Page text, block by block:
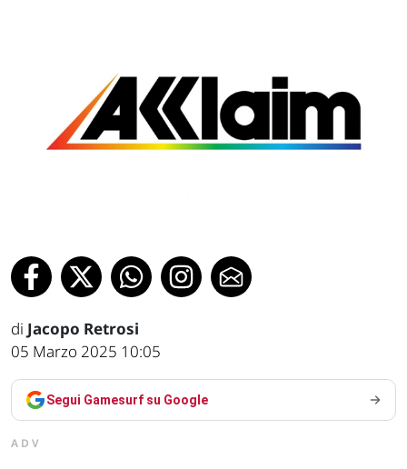
di Jacopo Retrosi
05 Marzo 2025 10:05
Segui Gamesurf su Google
ADV